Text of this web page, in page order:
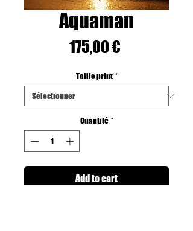
Aquaman
175,00 €
Taille print *
Quantité *
Add to cart